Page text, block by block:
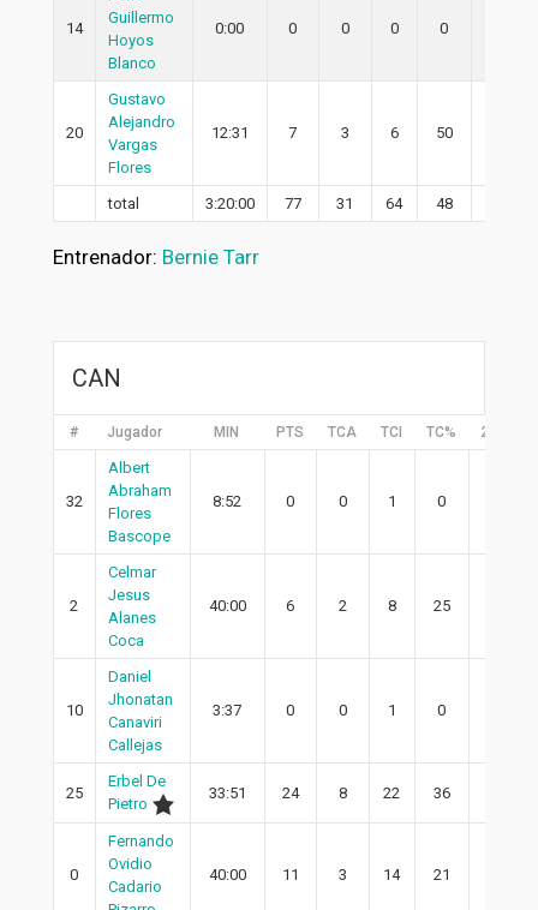
14
Guillermo
Hoyos
Blanco
0:00 0 0 0 0
20
Gustavo
Alejandro
Vargas
Flores
12:31 7 3 6 50
total 3:20:00 77 31 64 48
Entrenador: Bernie Tarr
CAN
# Jugador MIN PTS TCA TCI TC% 2PA
32
Albert
Abraham
Flores
Bascope
8:52 0 0 1 0
2
Celmar
Jesus
Alanes
Coca
40:00 6 2 8 25
10
Daniel
Jhonatan
Canaviri
Callejas
3:37 0 0 1 0
25
Erbel De
Pietro
33:51 24 8 22 36
0
Fernando
Ovidio
Cadario
40:00 11 3 14 21